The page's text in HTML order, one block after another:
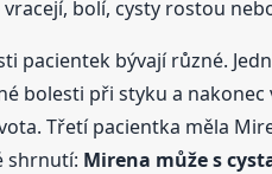
bolí, cysty rostou
pacientek bývají různé.
bolesti při styku a
Třetí pacientka měla
shrnutí: Mirena může s